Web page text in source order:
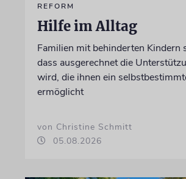
REFORM
Hilfe im Alltag
Familien mit behinderten Kindern
dass ausgerechnet die
wird, die ihnen ein
ermöglicht
von Christine Schmitt
05.08.2026